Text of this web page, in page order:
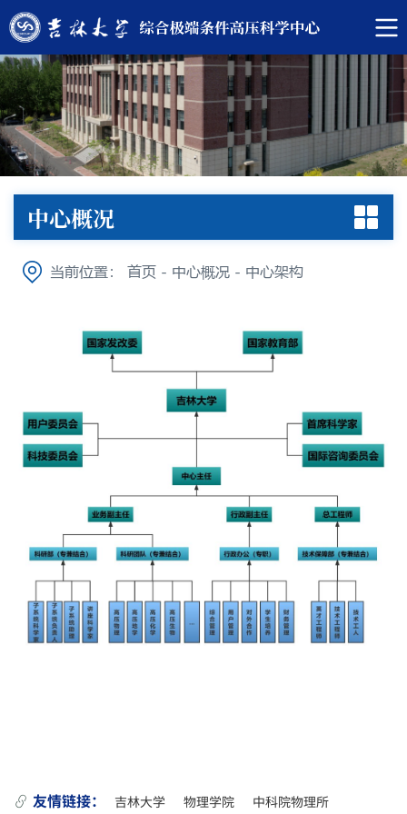
中心概况
当前位置： 首页 - 中心概况 - 中心架构
友情链接： 吉林大学 物理学院 中科院物理所